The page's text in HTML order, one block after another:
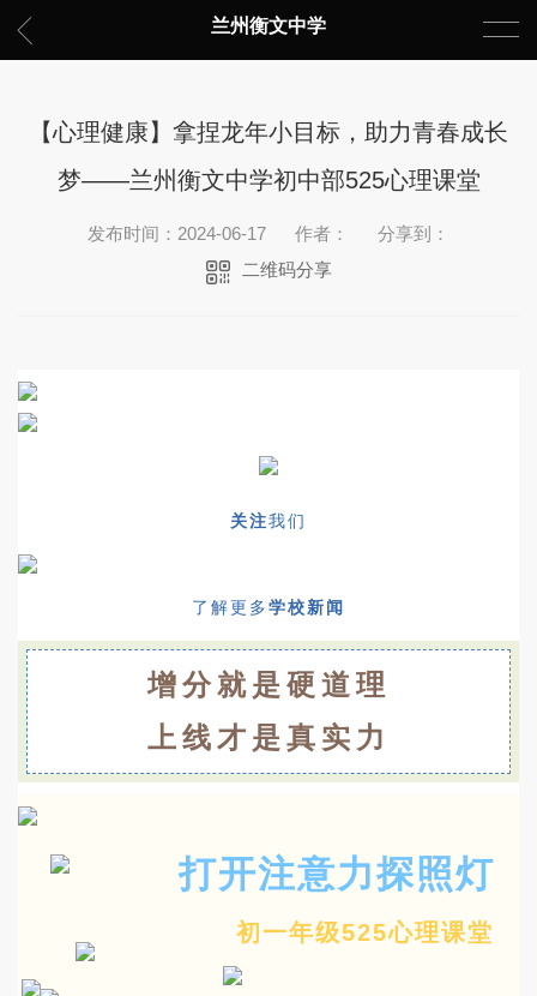
兰州衡文中学
【心理健康】拿捏龙年小目标，助力青春成长
梦——兰州衡文中学初中部525心理课堂
发布时间：2024-06-17 作者：
分享到：
二维码分享
关注我们
了解更多学校新闻
增分就是硬道理
上线才是真实力
打开注意力探照灯
初一年级525心理课堂